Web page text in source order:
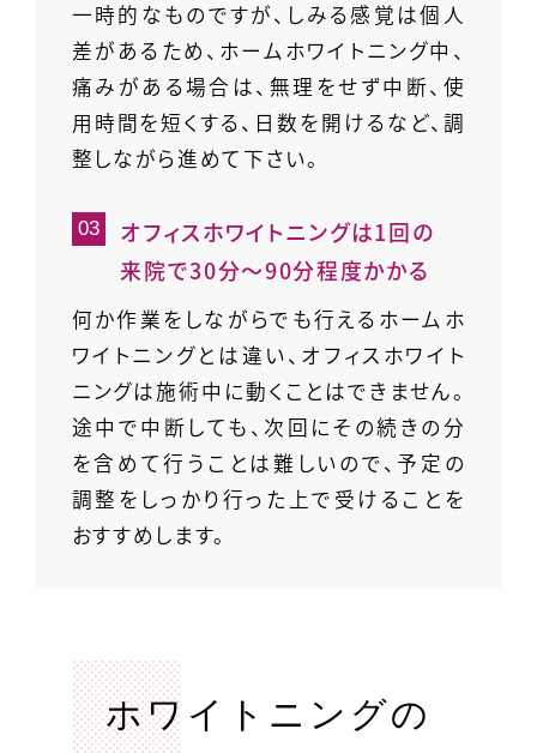
一時的なものですが、しみる感覚は個人
差があるため、ホームホワイトニング中、
痛みがある場合は、無理をせず中断、使
用時間を短くする、日数を開けるなど、調
整しながら進めて下さい。
オフィスホワイトニングは1回の
来院で30分～90分程度かかる
何か作業をしながらでも行えるホームホ
ワイトニングとは違い、オフィスホワイト
ニングは施術中に動くことはできません。
途中で中断しても、次回にその続きの分
を含めて行うことは難しいので、予定の
調整をしっかり行った上で受けることを
おすすめします。
ホワイトニングの